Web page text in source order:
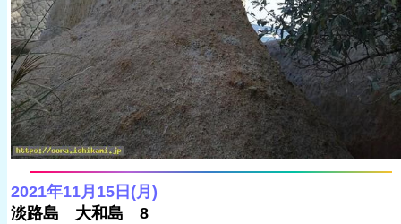
2021年11月15日(月)
淡路島 大和島 8